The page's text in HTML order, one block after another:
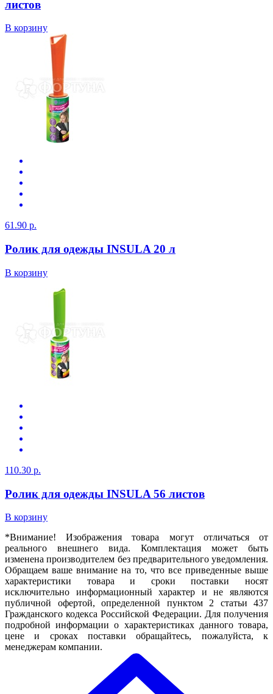
листов
В корзину
61.90 р.
Ролик для одежды INSULA 20 л
В корзину
110.30 р.
Ролик для одежды INSULA 56 листов
В корзину
*Внимание! Изображения товара могут отличаться от
реального внешнего вида. Комплектация может быть
изменена производителем без предварительного уведомления.
Обращаем ваше внимание на то, что все приведенные выше
характеристики товара и сроки поставки носят
исключительно информационный характер и не являются
публичной офертой, определенной пунктом 2 статьи 437
Гражданского кодекса Российской Федерации. Для получения
подробной информации о характеристиках данного товара,
цене и сроках поставки обращайтесь, пожалуйста, к
менеджерам компании.